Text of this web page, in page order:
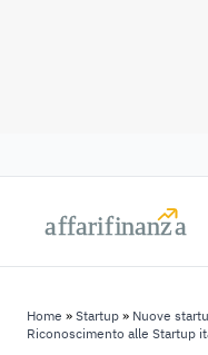
affarifinanza
affarifinanza
Home » Startup » Nuove
Riconoscimento alle Startup